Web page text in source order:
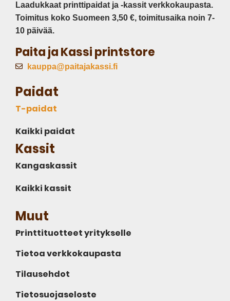
Laadukkaat printtipaidat ja -kassit verkkokaupasta.
Toimitus koko Suomeen 3,50 €, toimitusaika noin 7-
10 päivää.
Paita ja Kassi printstore
kauppa@paitajakassi.fi
Paidat
T-paidat
Kaikki paidat
Kassit
Kangaskassit
Kaikki kassit
Muut
Printtituotteet yritykselle
Tietoa verkkokaupasta
Tilausehdot
Tietosuojaseloste